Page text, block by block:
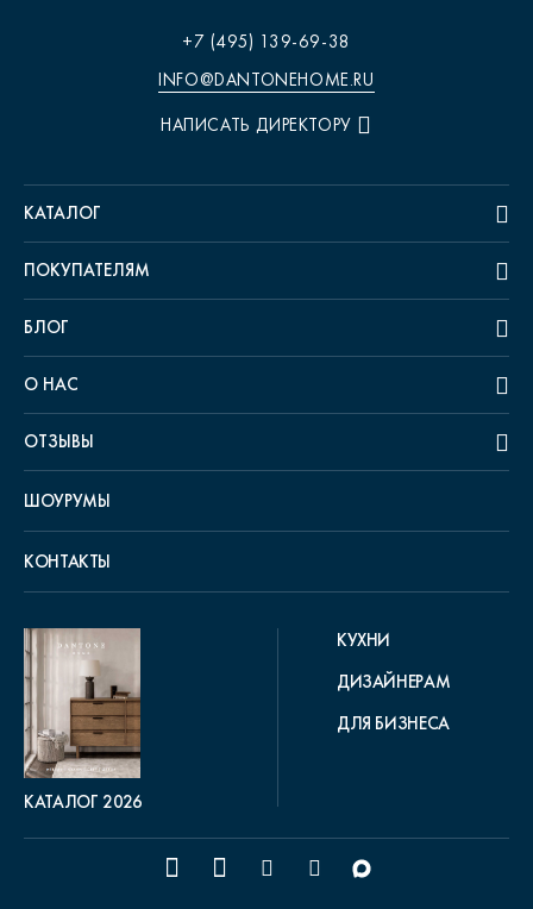
+7 (495) 139-69-38
INFO@DANTONEHOME.RU
НАПИСАТЬ ДИРЕКТОРУ
КАТАЛОГ
ПОКУПАТЕЛЯМ
БЛОГ
О НАС
ОТЗЫВЫ
ШОУРУМЫ
КОНТАКТЫ
КАТАЛОГ 2026
КУХНИ
ДИЗАЙНЕРАМ
ДЛЯ БИЗНЕСА